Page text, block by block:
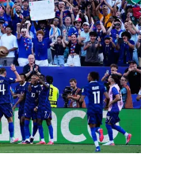
merayakan timnya usai
sepak bola
Philadelphia, Sabtu,
David Josek)